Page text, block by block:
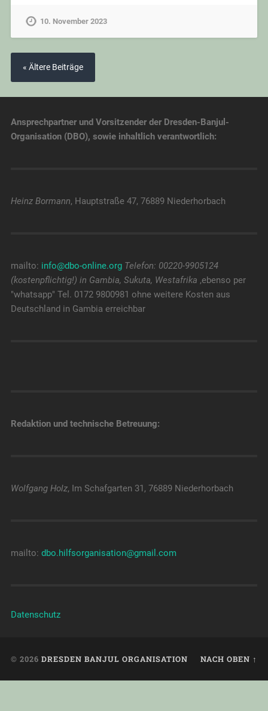
10. November 2023
« Ältere Beiträge
Ansprechpartner und Vorsitzender der Dresden-Banjul-
Organisation (DBO), sowie inhaltlich verantwortlich:
Heinz Bormann, Hauptstraße 47, 76889 Niederhorbach
mailto: info@dbo-online.org Telefon: 00220-9905124
(kostenpflichtig!) in Gambia, Sukuta, Westafrika ,ebenso per
"whatsapp" Tel. 0172 9800981 ohne weitere Kosten aus
Deutschland in Gambia erreichbar
Redaktion und technische Betreuung:
Wolfgang Holz, Im Schafgarten 31, 76889 Niederhorbach
mailto: dbo.hilfsorganisation@gmail.com
Datenschutz
© 2026 DRESDEN BANJUL ORGANISATION NACH OBEN ↑